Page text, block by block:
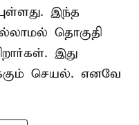
இந்த
தொகுதி
இது
செயல். எனவே